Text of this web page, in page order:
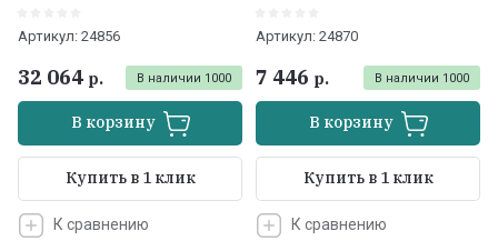
Артикул: 24856
В наличии 1000
32 064 р.
В корзину
Купить в 1 клик
К сравнению
Артикул: 24870
В наличии 1000
7 446 р.
В корзину
Купить в 1 клик
К сравнению